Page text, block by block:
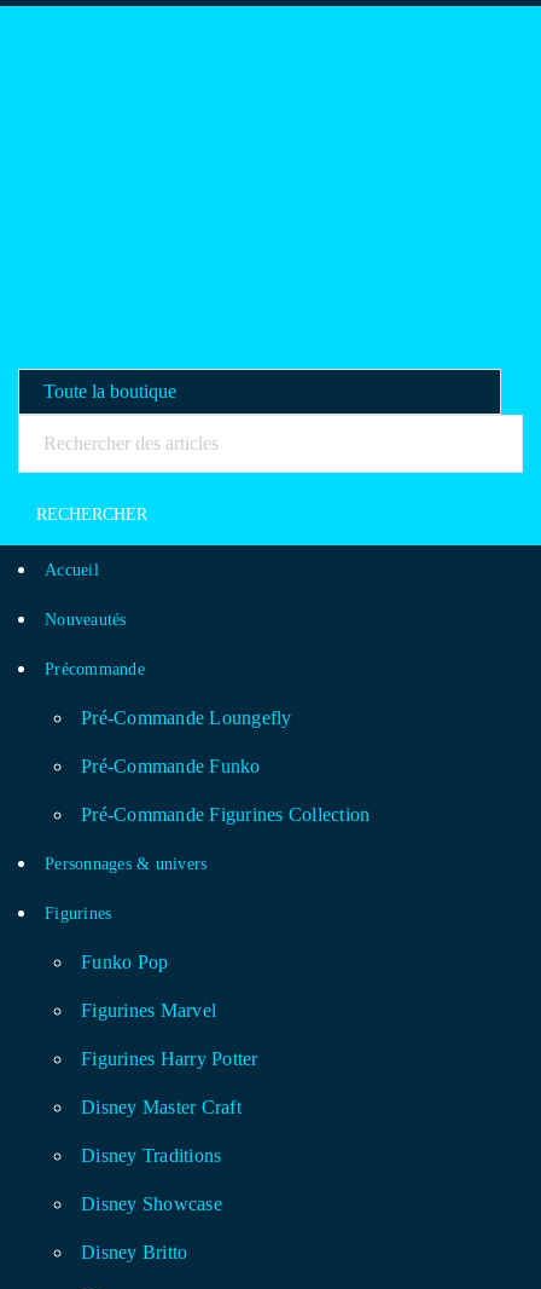
Accueil
Nouveautés
Précommande
Pré-Commande Loungefly
Pré-Commande Funko
Pré-Commande Figurines Collection
Personnages & univers
Figurines
Funko Pop
Figurines Marvel
Figurines Harry Potter
Disney Master Craft
Disney Traditions
Disney Showcase
Disney Britto